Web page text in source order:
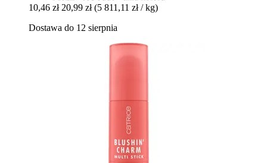
10,46 zł 20,99 zł (5 811,11 zł / kg)
Dostawa do 12 sierpnia